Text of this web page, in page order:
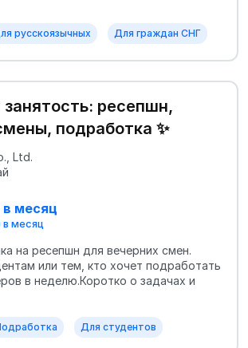
русскоязычных Для граждан СНГ
занятость: ресепшн,
подработка ✨
Ltd.
в месяц
месяц
на ресепшн для вечерних смен.
или тем, кто хочет подработать
в неделю.Коротко о задачах и
Для студентов